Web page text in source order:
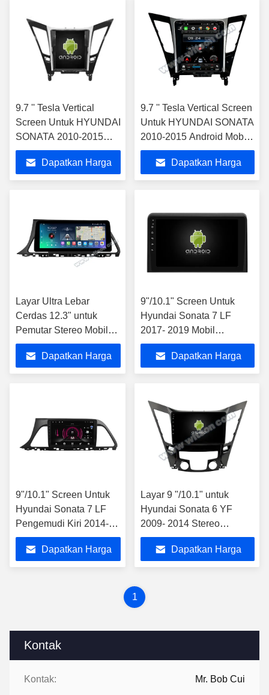
Kontak
Kontak: Mr. Bob Cui
9.7 '' Tesla Vertical
Screen Untuk HYUNDAI
SONATA 2010-2015
Android Mobil
Multimedia Player
Dapatkan Harga
9.7 '' Tesla Vertical Screen
Untuk HYUNDAI SONATA
2010-2015 Android Mobil
Multimedia Player
Dapatkan Harga
Layar Ultra Lebar
Cerdas 12.3" untuk
Pemutar Stereo Mobil
Hyundai Sonata 7 LF
2014- 2017Dapatkan Harga
9"/10.1" Screen Untuk
Hyundai Sonata 7 LF
2017- 2019 Mobil
Multimedia Stereo
Dapatkan Harga
9"/10.1" Screen Untuk
Hyundai Sonata 7 LF
Pengemudi Kiri 2014-
2017 Mobil Multimedia
StereoDapatkan Harga
Layar 9 "/10.1" untuk
Hyundai Sonata 6 YF
2009- 2014 Stereo
Multimedia Mobil
Dapatkan Harga
1